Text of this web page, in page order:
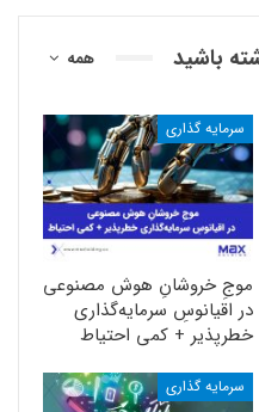
همه باشید
سرمایه گذاری
موجِ خروشانِ هوش مصنوعی
در اقیانوسِ سرمایه‌گذاری
خطرپذیر + کمی احتیاط
سرمایه گذاری